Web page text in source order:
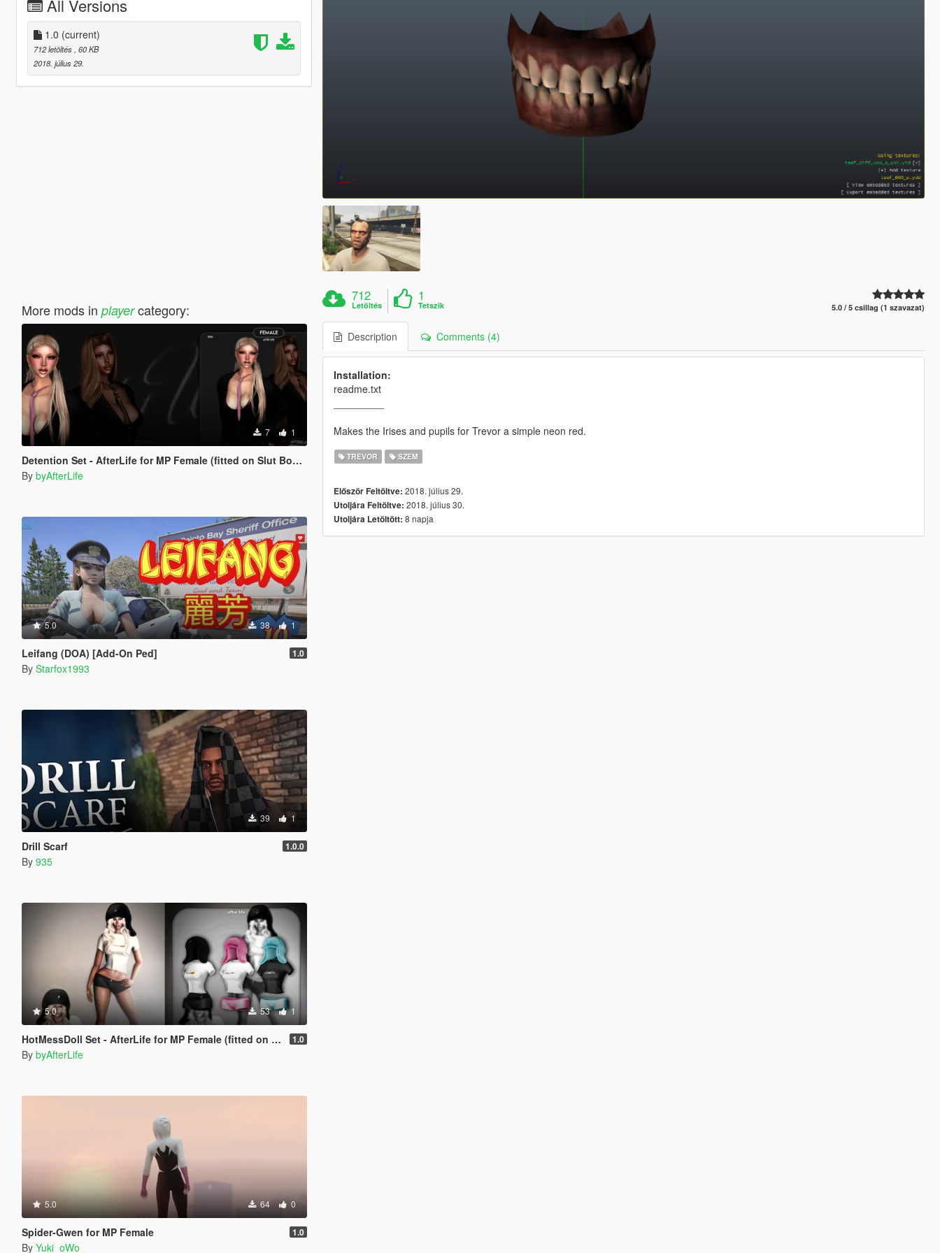
All Versions
1.0 (current)
712 letöltés , 60 KB
2018. július 29.
More mods in playercategory:
7 1
Detention Set - AfterLife for MP Female (fitted on Slut Body)
By byAfterLife
5.0 38 1
Leifang (DOA) [Add-On Ped] 1.0
By Starfox1993
39 1
Drill Scarf 1.0.0
By 935
5.0 53 1
HotMessDoll Set - AfterLife for MP Female (fitted on Slut Body) 1.0
By byAfterLife
5.0 64 0
Spider-Gwen for MP Female 1.0
By Yuki_oWo
712
Letöltés
1
Tetszik 5.0 / 5 csillag (1 szavazat)
Description Comments (4)
Installation:
readme.txt
Makes the Irises and pupils for Trevor a simple neon red.
TREVOR SZEM
Először Feltöltve: 2018. július 29.
Utoljára Feltöltve: 2018. július 30.
Utoljára Letöltött: 8 napja